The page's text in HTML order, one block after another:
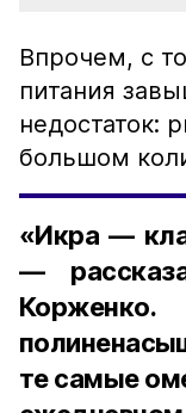
Впрочем, с
питания
недостаток:
большом
«Икра —
—
те самые